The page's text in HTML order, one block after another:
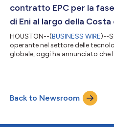
contratto EPC per la
di Eni al largo della Costa
HOUSTON--(BUSINESS WIRE)--
operante nel settore delle
globale, oggi ha annunciato che
Baleine, al largo della Costa
OneSubsea fornirà sistemi di
per 13 pozzi, rafforzando il
Back to Newsroom